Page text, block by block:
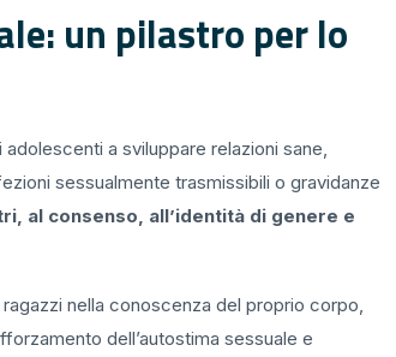
un pilastro per lo
a sviluppare relazioni sane,
sessualmente trasmissibili o gravidanze
al consenso, all’identità di genere e
nella conoscenza del proprio corpo,
dell’autostima sessuale e